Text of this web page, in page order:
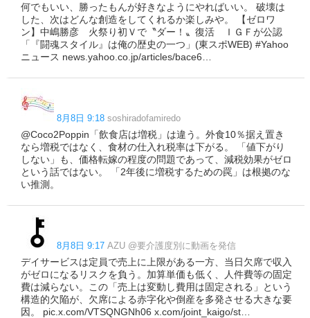
何でもいい、勝ったもんが好きなようにやればいい。 破壊は
した、次はどんな創造をしてくれるか楽しみや。 【ゼロワ
ン】中嶋勝彦 火祭り初Ｖで〝ダー！〟復活 ＩＧＦが公認
「『闘魂スタイル』は俺の歴史の一つ」(東スポWEB) #Yahoo
ニュース news.yahoo.co.jp/articles/bace6…
8月8日 9:18 soshiradofamiredo
@Coco2Poppin「飲食店は増税」は違う。外食10％据え置き
なら増税ではなく、食材の仕入れ税率は下がる。 「値下がり
しない」も、価格転嫁の程度の問題であって、減税効果がゼロ
という話ではない。 「2年後に増税するための罠」は根拠のな
い推測。
8月8日 9:17 AZU @要介護度別に動画を発信
デイサービスは定員で売上に上限がある一方、当日欠席で収入
がゼロになるリスクを負う。加算単価も低く、人件費等の固定
費は減らない。この「売上は変動し費用は固定される」という
構造的欠陥が、欠席による赤字化や倒産を多発させる大きな要
因。 pic.x.com/VTSQNGNh06 x.com/joint_kaigo/st…